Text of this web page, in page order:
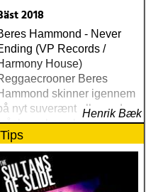
2018
Hammond - Never
(VP Records /
House)
Beres
skinner igennem
nyt suverænt album, der
er hans bedste
gennem tiderne
Henrik Bæk
Tips